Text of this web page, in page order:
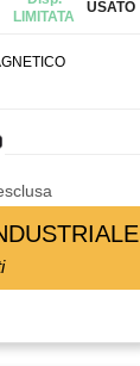
LIMITATA
USATO